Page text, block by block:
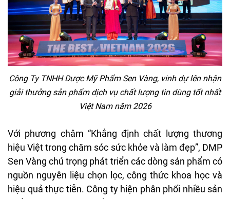
Công Ty TNHH Dược Mỹ Phẩm Sen Vàng, vinh dự lên nhận
giải thưởng sản phẩm dịch vụ chất lượng tin dùng tốt nhất
Việt Nam năm 2026
Với phương châm “Khẳng định chất lượng thương
hiệu Việt trong chăm sóc sức khỏe và làm đẹp”, DMP
Sen Vàng chú trọng phát triển các dòng sản phẩm có
nguồn nguyên liệu chọn lọc, công thức khoa học và
hiệu quả thực tiễn. Công ty hiện phân phối nhiều sản